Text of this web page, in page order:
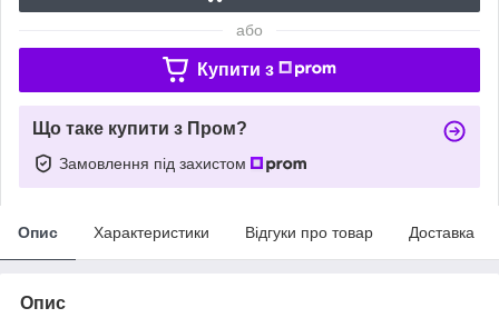
або
Купити з
Що таке купити з Пром?
Замовлення під захистом
Опис Характеристики Відгуки про товар Доставка
Опис